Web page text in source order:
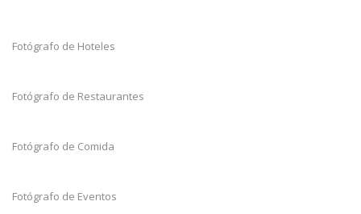
Fotógrafo de Hoteles
Fotógrafo de Restaurantes
Fotógrafo de Comida
Fotógrafo de Eventos